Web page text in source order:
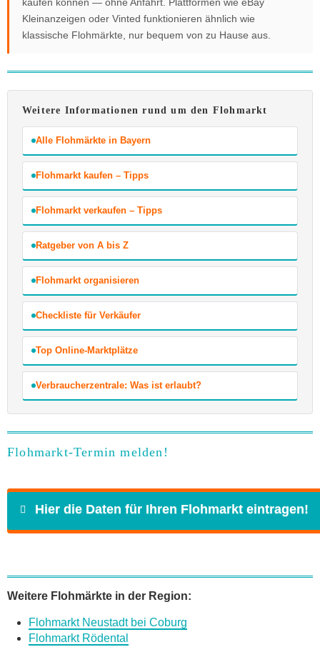
kaufen können — ohne Anfahrt. Plattformen wie eBay
Kleinanzeigen oder Vinted funktionieren ähnlich wie
klassische Flohmärkte, nur bequem von zu Hause aus.
Weitere Informationen rund um den Flohmarkt
Alle Flohmärkte in Bayern
Flohmarkt kaufen – Tipps
Flohmarkt verkaufen – Tipps
Ratgeber von A bis Z
Flohmarkt organisieren
Checkliste für Verkäufer
Top Online-Marktplätze
Verbraucherzentrale: Was ist erlaubt?
Flohmarkt-Termin melden!
Hier die Daten für Ihren Flohmarkt eintragen!
E-Mail*
Weitere Flohmärkte in der Region:
Flohmarkt Neustadt bei Coburg
Flohmarkt Rödental